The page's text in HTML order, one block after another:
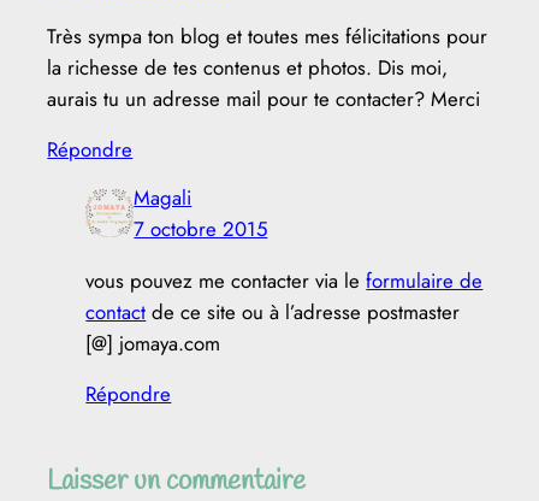
Très sympa ton blog et toutes mes félicitations pour
la richesse de tes contenus et photos. Dis moi,
aurais tu un adresse mail pour te contacter? Merci
Répondre
Magali
7 octobre 2015
vous pouvez me contacter via leformulaire de
contact de ce site ou à l’adresse postmaster
[@] jomaya.com
Répondre
Laisser un commentaire